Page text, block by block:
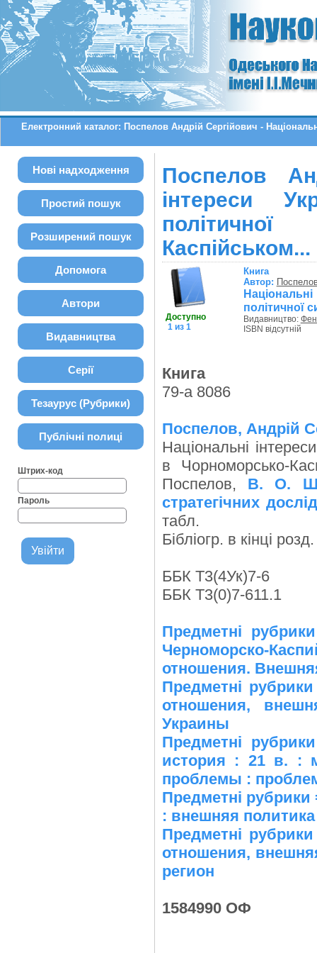
Електронний каталог: Поспелов Андрій Сергійович -
Нові надходження
Простий пошук
Розширений пошук
Допомога
Автори
Видавництва
Серії
Тезаурус (Рубрики)
Публічні полиці
Штрих-код
Пароль
Поспелов
інтереси
Каспійськом...
Доступно
1 из 1
Книга
Автор:
політичної
Видавництво:
ISBN відсутній
Книга
79-а 8086
Поспелов, Андрій
Національні
в Чорноморсько-
Поспелов, В. О.
стратегічних
табл.
Бібліогр. в кінці розд.
ББК Т3(4Ук)7-6
ББК Т3(0)7-611.1
Предметні
Черноморско-
отношения.
Предметні
отношения,
Украины
Предметні
история : 21 в. :
проблемы :
Предметні
: внешняя
Предметні
отношения,
регион
1584990 ОФ